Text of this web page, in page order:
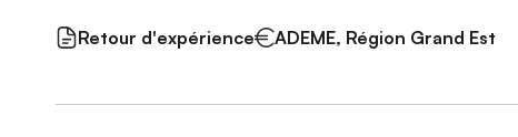
Retour d'expérience ADEME, Région Grand Est